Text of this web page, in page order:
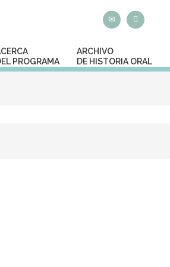
PROGRAMA
ARCHIVO
DE HISTORIA ORAL